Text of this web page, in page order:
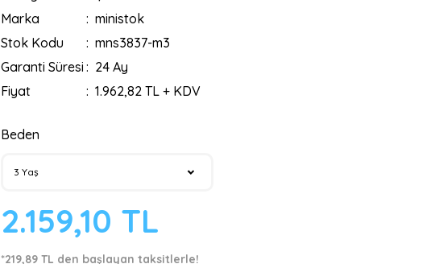
Marka
ministok
Stok Kodu
mns3837-m3
Garanti Süresi
24 Ay
Fiyat
1.962,82 TL + KDV
Beden
2.159,10 TL
*219,89 TL den başlayan taksitlerle!